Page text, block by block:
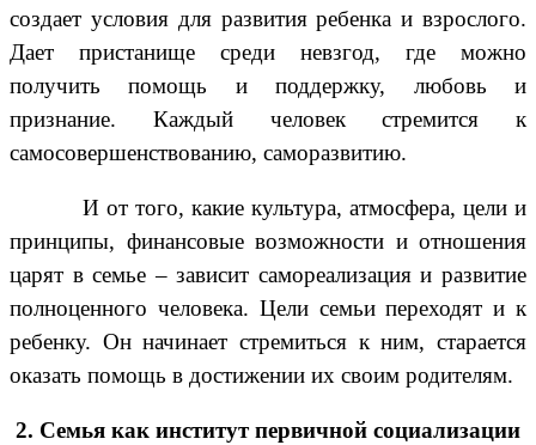
создает условия для развития ребенка и взрослого.
Дает пристанище среди невзгод, где можно
получить помощь и поддержку, любовь и
признание. Каждый человек стремится к
самосовершенствованию, саморазвитию.
И от того, какие культура, атмосфера, цели и
принципы, финансовые возможности и отношения
царят в семье – зависит самореализация и развитие
полноценного человека. Цели семьи переходят и к
ребенку. Он начинает стремиться к ним, старается
оказать помощь в достижении их своим родителям.
2. Семья как институт первичной социализации